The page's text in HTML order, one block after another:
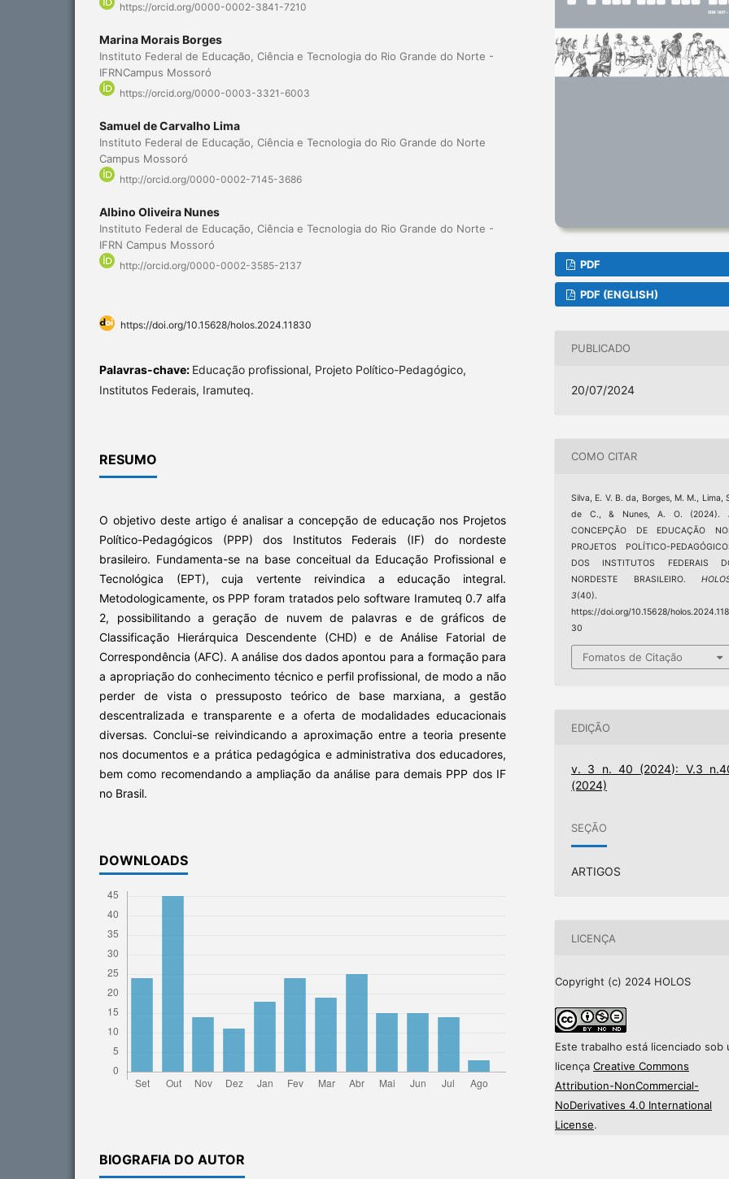
https://orcid.org/0000-0002-3841-7210
Marina Morais Borges
Instituto Federal de Educação, Ciência e Tecnologia do Rio Grande do Norte -
IFRNCampus Mossoró
https://orcid.org/0000-0003-3321-6003
Samuel de Carvalho Lima
Instituto Federal de Educação, Ciência e Tecnologia do Rio Grande do Norte
Campus Mossoró
http://orcid.org/0000-0002-7145-3686
Albino Oliveira Nunes
Instituto Federal de Educação, Ciência e Tecnologia do Rio Grande do Norte -
IFRN Campus Mossoró
http://orcid.org/0000-0002-3585-2137
https://doi.org/10.15628/holos.2024.11830
Palavras-chave: Educação profissional, Projeto Político-Pedagógico,
Institutos Federais, Iramuteq.
RESUMO
O objetivo deste artigo é analisar a concepção de educação nos Projetos
Político-Pedagógicos (PPP) dos Institutos Federais (IF) do nordeste
brasileiro. Fundamenta-se na base conceitual da Educação Profissional e
Tecnológica (EPT), cuja vertente reivindica a educação integral.
Metodologicamente, os PPP foram tratados pelo software Iramuteq 0.7 alfa
2, possibilitando a geração de nuvem de palavras e de gráficos de
Classificação Hierárquica Descendente (CHD) e de Análise Fatorial de
Correspondência (AFC). A análise dos dados apontou para a formação para
a apropriação do conhecimento técnico e perfil profissional, de modo a não
perder de vista o pressuposto teórico de base marxiana, a gestão
descentralizada e transparente e a oferta de modalidades educacionais
diversas. Conclui-se reivindicando a aproximação entre a teoria presente
nos documentos e a prática pedagógica e administrativa dos educadores,
bem como recomendando a ampliação da análise para demais PPP dos IF
no Brasil.
DOWNLOADS
BIOGRAFIA DO AUTOR
PDF
PDF (ENGLISH)
PUBLICADO
20/07/2024
COMO CITAR
Silva, E. V. B. da, Borges, M. M., Lima,
de C., & Nunes, A. O. (2024).
CONCEPÇÃO DE EDUCAÇÃO
PROJETOS POLÍTICO-
DOS INSTITUTOS FEDERAIS
NORDESTE BRASILEIRO.
3(40).
https://doi.org/10.15628/holos.2024.118
30
Fomatos de Citação
EDIÇÃO
v. 3 n. 40 (2024): V.3
(2024)
SEÇÃO
ARTIGOS
LICENÇA
Copyright (c) 2024 HOLOS
Este trabalho está licenciado sob
licença Creative Commons
Attribution-NonCommercial-
NoDerivatives 4.0 International
License.